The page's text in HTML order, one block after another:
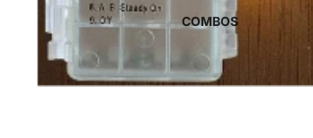
COMBOS